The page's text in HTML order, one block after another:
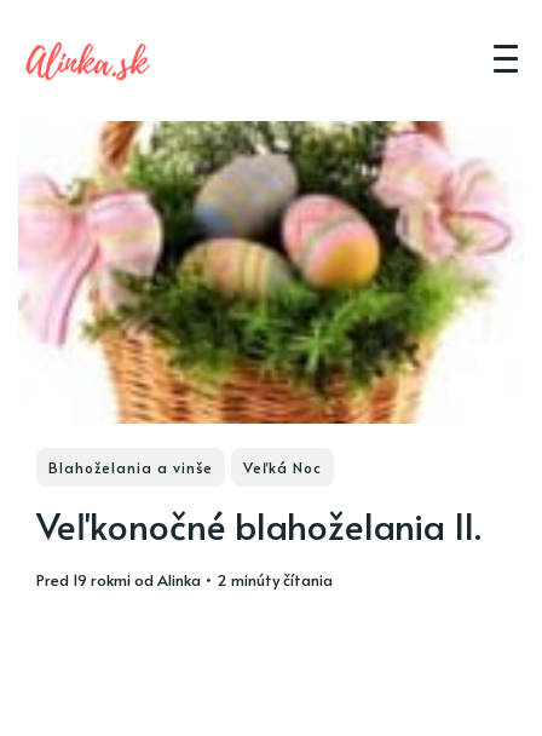
Blahoželania a vinše Veľká Noc
Veľkonočné blahoželania II.
pred 19 rokmiodAlinka • 2 minúty čítania